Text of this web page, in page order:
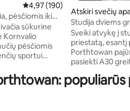
Vidutinis įvertinimas: 4,97 iš 5,
4,97 (190)
pėsčiomis iki
sūkurine
Kornvalio
pėsčiomis
sportui
ir šeima (ir net
vietą
Atskiri svečių
Studija dviems
paplūdimyje
Sveiki atvykę į
priestatą, esantį
Porthtowan
pasiekti A30
atskirą įėjimą,
vietą ir nedidelę